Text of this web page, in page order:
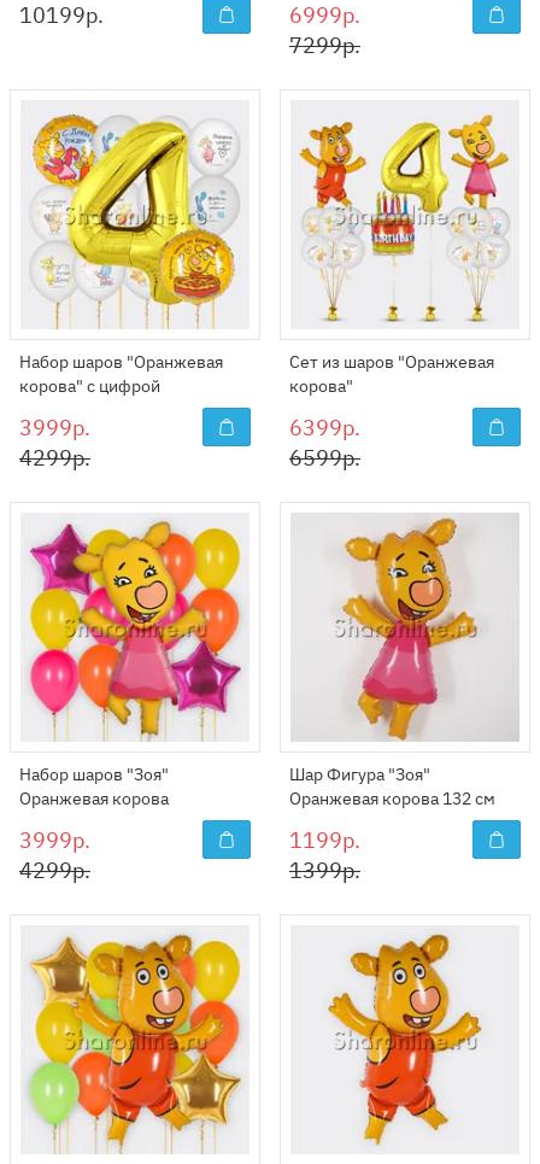
10199р.
6999р.
7299р.
Набор шаров "Оранжевая
корова" с цифрой
3999р.
4299р.
Сет из шаров "Оранжевая
корова"
6399р.
6599р.
Набор шаров "Зоя"
Оранжевая корова
3999р.
4299р.
Шар Фигура "Зоя"
Оранжевая корова 132 см
1199р.
1399р.